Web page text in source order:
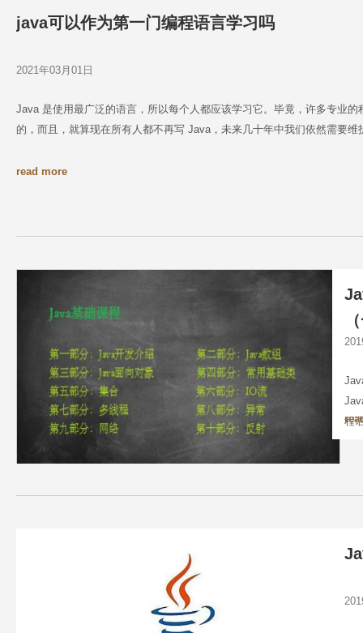
java可以作为第一门编程语言学习吗
2021年03月01日
Java 是使用最广泛的语言，所以每个人都应该学习它。毕竟，许多专业
的，而且，就算现在所有人都不再写 Java，未来几十年中我们依然需要维
read more
程